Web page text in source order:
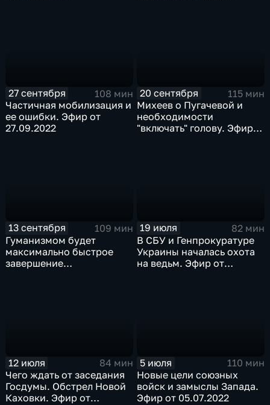
27 сентября
108 мин
Частичная мобилизация и
ее ошибки. Эфир от
27.09.2022
20 сентября
115 мин
Михеев о Пугачевой и
необходимости
"включать" голову. Эфир
13 сентября
109 мин
Гуманизмом будет
максимально быстрое
завершение
19 июля
82 мин
В СБУ и Генпрокуратуре
Украины началась охота
на ведьм. Эфир от
12 июля
84 мин
Чего ждать от заседания
Госдумы. Обстрел Новой
Каховки. Эфир от
5 июля
110 мин
Новые цели союзных
войск и замыслы Запада.
Эфир от 05.07.2022